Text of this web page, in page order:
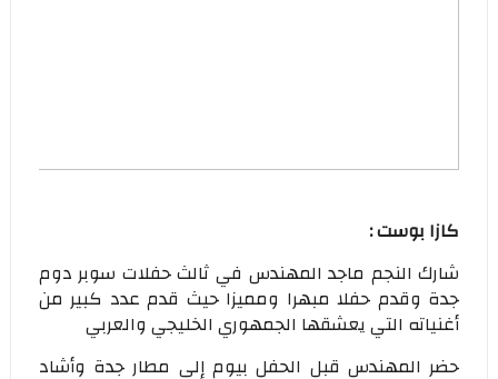
كازا بوست :
شارك النجم ماجد المهندس في ثالث حفلات سوبر دوم
جدة وقدم حفلا مبهرا ومميزا حيث قدم عدد كبير من
أغنياته التي يعشقها الجمهوري الخليجي والعربي
حضر المهندس قبل الحفل بيوم إلى مطار جدة وأشاد